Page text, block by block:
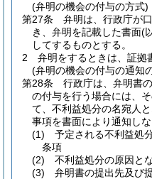
(弁明の機会の付与の方式)
第27条
弁明は、行政庁が
き、弁明を記載した書面(
してするものとする。
2
弁明をするときは、証拠
(弁明の機会の付与の通知
第28条
行政庁は、弁明書
の付与を行う場合には、
て、不利益処分の名宛人
事項を書面により通知しな
(1)
予定される不利益処
条項
(2)
不利益処分の原因と
(3)
弁明書の提出先及び